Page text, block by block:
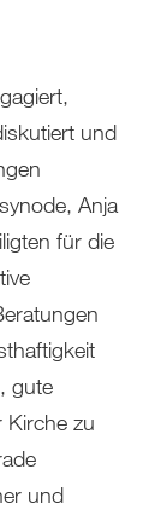
und
Anja
für die
gute
Kirche zu
und